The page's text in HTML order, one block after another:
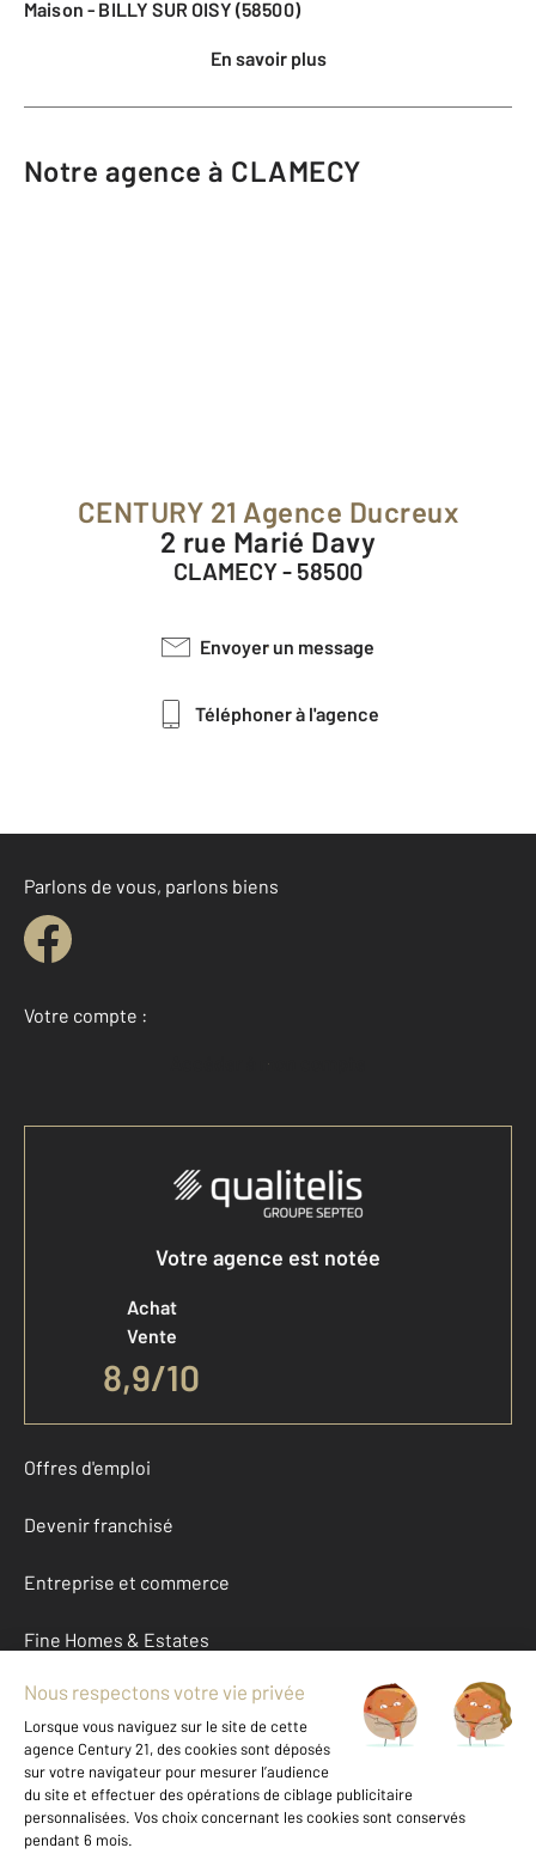
Maison - BILLY SUR OISY (58500)
En savoir plus
Notre agence à CLAMECY
CENTURY 21 Agence Ducreux
2 rue Marié Davy
CLAMECY - 58500
Envoyer un message
Téléphoner à l'agence
Parlons de vous, parlons biens
Votre compte :
Accéder à mon compte
Votre agence est notée
Achat
Vente
8,9/10
Offres d'emploi
Devenir franchisé
Entreprise et commerce
Fine Homes & Estates
À propos
International
Nous contacter